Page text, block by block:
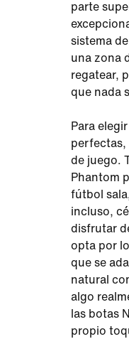
parte
sistema
una zona
regatear,
que nada
Para
perfectas,
de juego.
Phantom
fútbol
incluso,
disfrutar
opta por
que se
natural
algo
las botas
propio